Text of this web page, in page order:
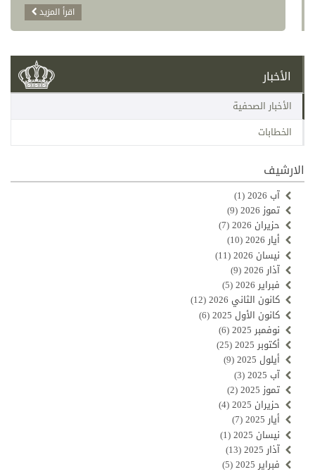
اقرأ المزيد
الأخبار
الأخبار الصحفية
الخطابات
الارشيف
آب 2026
(1)
تموز 2026
(9)
حزيران 2026
(7)
أيار 2026
(10)
نيسان 2026
(11)
آذار 2026
(9)
فبراير 2026
(5)
كانون الثاني 2026
(12)
كانون الأول 2025
(6)
نوفمبر 2025
(6)
أكتوبر 2025
(25)
أيلول 2025
(9)
آب 2025
(3)
تموز 2025
(2)
حزيران 2025
(4)
أيار 2025
(7)
نيسان 2025
(1)
آذار 2025
(13)
فبراير 2025
(5)